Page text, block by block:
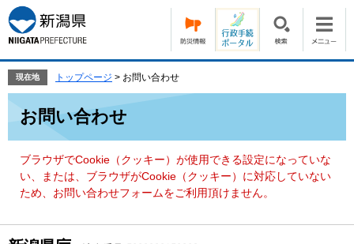
ー
ジ
の
頭
す。
ニ
ュ
ー
飛
て
現在地 トップページ > お問い合わせ
お問い合わせ
ブラウザでCookie（クッキー）が使用できる設定になっていな
い、または、ブラウザがCookie（クッキー）に対応していない
ため、お問い合わせフォームをご利用頂けません。